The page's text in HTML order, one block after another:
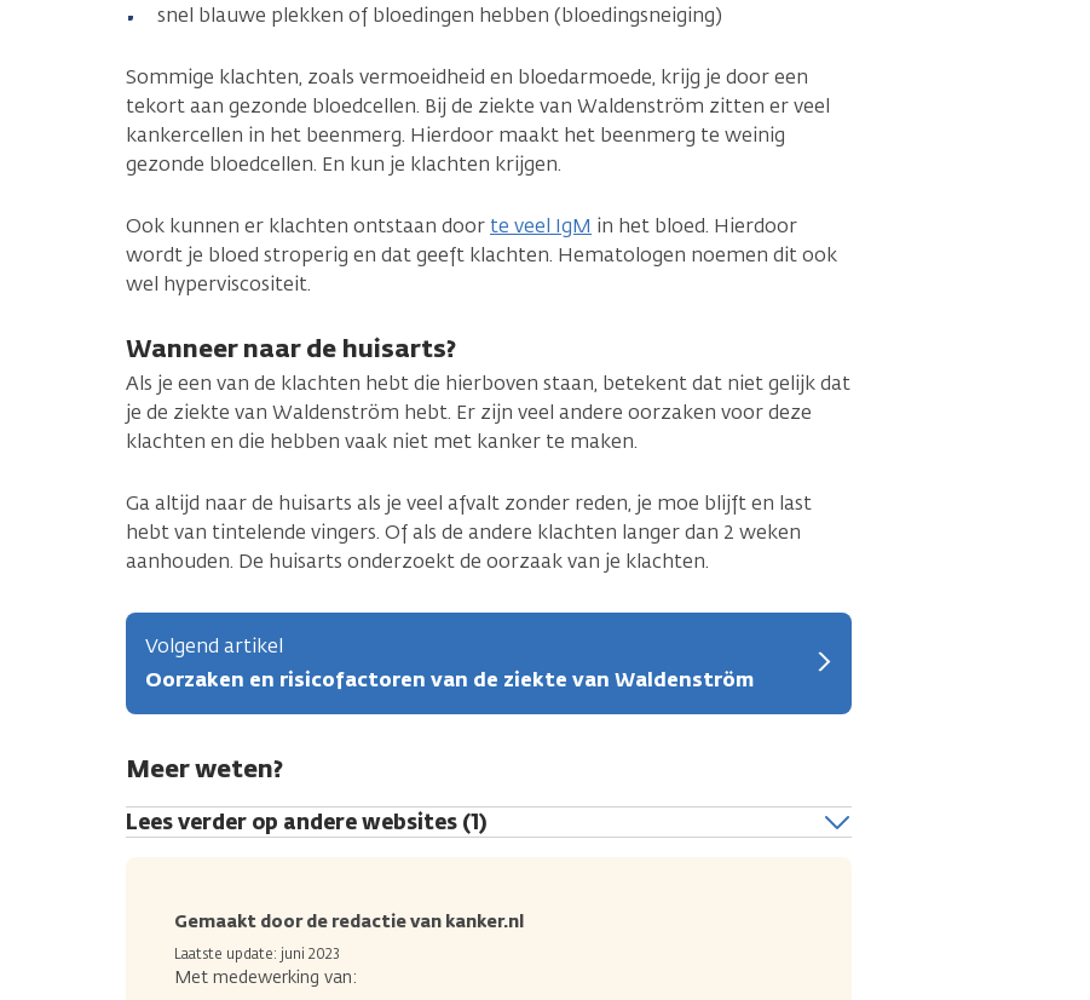
snel blauwe plekken of bloedingen hebben (bloedingsneiging)
Sommige klachten, zoals vermoeidheid en bloedarmoede, krijg je door een
tekort aan gezonde bloedcellen. Bij de ziekte van Waldenström zitten er veel
kankercellen in het beenmerg. Hierdoor maakt het beenmerg te weinig
gezonde bloedcellen. En kun je klachten krijgen.
Ook kunnen er klachten ontstaan door te veel IgM in het bloed. Hierdoor
wordt je bloed stroperig en dat geeft klachten. Hematologen noemen dit ook
wel hyperviscositeit.
Wanneer naar de huisarts?
Als je een van de klachten hebt die hierboven staan, betekent dat niet gelijk dat
je de ziekte van Waldenström hebt. Er zijn veel andere oorzaken voor deze
klachten en die hebben vaak niet met kanker te maken.
Ga altijd naar de huisarts als je veel afvalt zonder reden, je moe blijft en last
hebt van tintelende vingers. Of als de andere klachten langer dan 2 weken
aanhouden. De huisarts onderzoekt de oorzaak van je klachten.
Volgend artikel
Oorzaken en risicofactoren van de ziekte van Waldenström
Meer weten?
Lees verder op andere websites (1)
Gemaakt door de redactie van kanker.nl
Laatste update: juni 2023
Met medewerking van: